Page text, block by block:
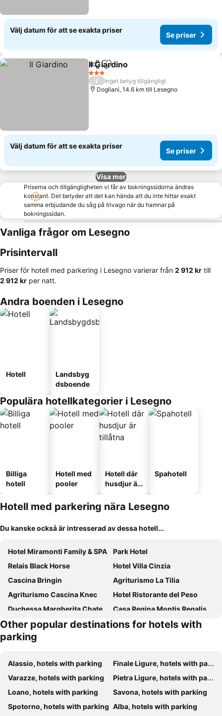
Välj datum för att se exakta priser
Se priser
Dela Lägg till i Mina Favoriter
Il Giardino
3 Stjärnor
/
Inget betyg tillgängligt
Dogliani, 14.6 km till Lesegno
Välj datum för att se exakta priser
Se priser
Visa mer
Priserna och tillgängligheten vi får av bokningssidorna ändras
konstant. Det betyder att det kan hända att du inte hittar exakt
samma erbjudande du såg på trivago när du hamnar på
bokningssidan.
Vanliga frågor om Lesegno
Prisintervall
Priser för hotell med parkering i Lesegno varierar från ‎2 912 kr till
‎2 912 kr per natt.
Andra boenden i Lesegno
Hotell
Landsbyg
dsboende
Populära hotellkategorier i Lesegno
Billiga
hotell
Hotell med
pooler
Hotell där
husdjur är
Spahotell
Hotell med parkering nära Lesegno
Du kanske också är intresserad av dessa hotell...
Hotel Miramonti Family & SPA
Park Hotel
Relais Black Horse
Hotel Villa Cinzia
Cascina Bringin
Agriturismo La Tilia
Agriturismo Cascina Knec
Hotel Ristorante del Peso
Duchessa Margherita Chateaux & Hotels
Casa Regina Montis Regalis
Park Ristorante Villa Nasi
Enolocanda Del Tufo
Tenuta Larenzania
Antico Borgo
Other popular destinations for hotels with
parking
Alassio, hotels with parking
Finale Ligure, hotels with parking
Varazze, hotels with parking
Pietra Ligure, hotels with parking
Loano, hotels with parking
Savona, hotels with parking
Spotorno, hotels with parking Alba, hotels with parking